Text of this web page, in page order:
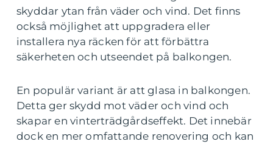
skyddar ytan från väder och vind. Det finns
också möjlighet att uppgradera eller
installera nya räcken för att förbättra
säkerheten och utseendet på balkongen.
En populär variant är att glasa in balkongen.
Detta ger skydd mot väder och vind och
skapar en vinterträdgårdseffekt. Det innebär
dock en mer omfattande renovering och kan